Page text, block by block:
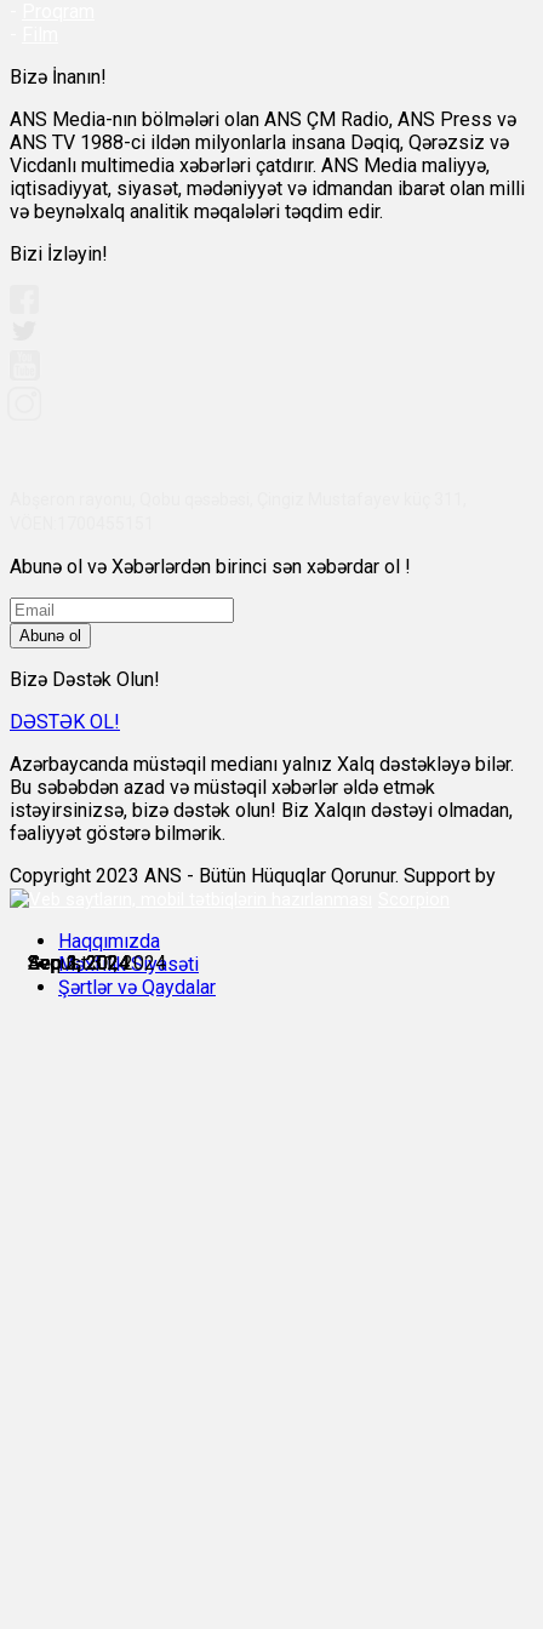
Avqust 31, 2024
Sep 1, 2024
Sep 1, 2024
Sep 2, 2024
Sep 3, 2024
Sep 3, 2024
Bizə İnanın!
ANS Media-nın bölmələri olan ANS ÇM Radio, ANS Press və
ANS TV 1988-ci ildən milyonlarla insana Dəqiq, Qərəzsiz və
Vicdanlı multimedia xəbərləri çatdırır. ANS Media maliyyə,
iqtisadiyyat, siyasət, mədəniyyət və idmandan ibarət olan milli
və beynəlxalq analitik məqalələri təqdim edir.
Bizi İzləyin!
Abunə ol və Xəbərlərdən birinci sən xəbərdar ol !
Abunə ol
Bizə Dəstək Olun!
DƏSTƏK OL!
Azərbaycanda müstəqil medianı yalnız Xalq dəstəkləyə bilər.
Bu səbəbdən azad və müstəqil xəbərlər əldə etmək
istəyirsinizsə, bizə dəstək olun! Biz Xalqın dəstəyi olmadan,
fəaliyyət göstərə bilmərik.
Copyright 2023 ANS - Bütün Hüquqlar Qorunur. Support by
Haqqımızda
Məxfilik Siyasəti
Şərtlər və Qaydalar